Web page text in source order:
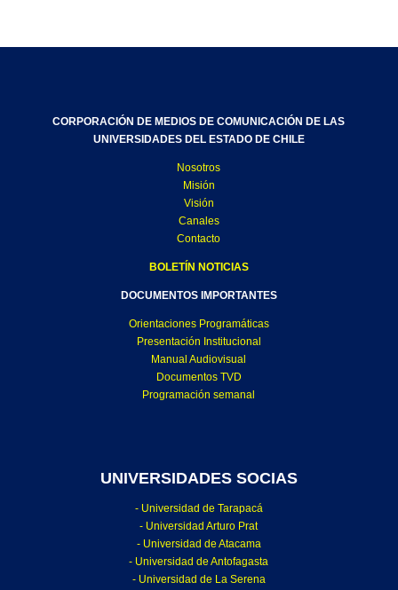
CORPORACIÓN DE MEDIOS DE COMUNICACIÓN DE LAS
UNIVERSIDADES DEL ESTADO DE CHILE
Nosotros
Misión
Visión
Canales
Contacto
BOLETÍN NOTICIAS
DOCUMENTOS IMPORTANTES
Orientaciones Programáticas
Presentación Institucional
Manual Audiovisual
Documentos TVD
Programación semanal
UNIVERSIDADES SOCIAS
- Universidad de Tarapacá
- Universidad Arturo Prat
- Universidad de Atacama
- Universidad de Antofagasta
- Universidad de La Serena